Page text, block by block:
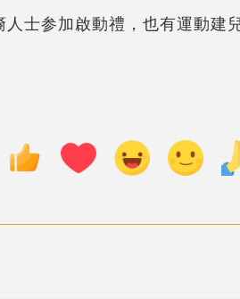
士参加啟動禮，也有運動建